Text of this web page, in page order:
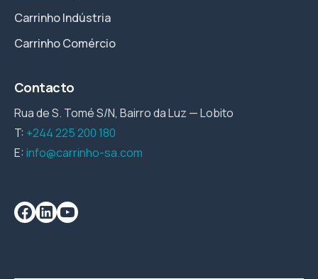
Carrinho Indústria
Carrinho Comércio
Contacto
Rua de S. Tomé S/N, Bairro da Luz — Lobito
T: +244 225 200 180
E:info@carrinho-sa.com